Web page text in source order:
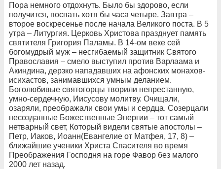
Пора немного отдохнуть. Было бы здорово, если
получится, поспать хотя бы часа четыре. Завтра –
второе воскресенье после начала Великого поста. В 5
утра – Литургия. Церковь Христова празднует память
святителя Григория Паламы. В 14-ом веке сей
богомудрый муж – несгибаемый защитник Святого
Православия – смело выступил против Варлаама и
Акиндина, дерзко нападавших на афонских монахов-
исихастов, занимавшихся умным деланием.
Боголюбивые святогорцы творили непрестанную,
умно-сердечную, Иисусову молитву. Очищали,
озаряли, преображали свои умы и сердца. Созерцали
несозданные Божественные Энергии – тот самый
нетварный свет, Который видели святые апостолы –
Петр, Иаков, Иоанн(Евангелие от Матфея, 17, 8) –
ближайшие ученики Христа Спасителя во время
Преображения Господня на горе Фавор без малого
2000 лет назад.